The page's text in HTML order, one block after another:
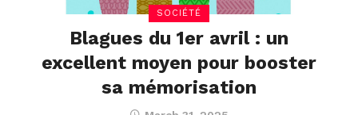
SOCIÉTÉ
Blagues du 1er avril : un
excellent moyen pour booster
sa mémorisation